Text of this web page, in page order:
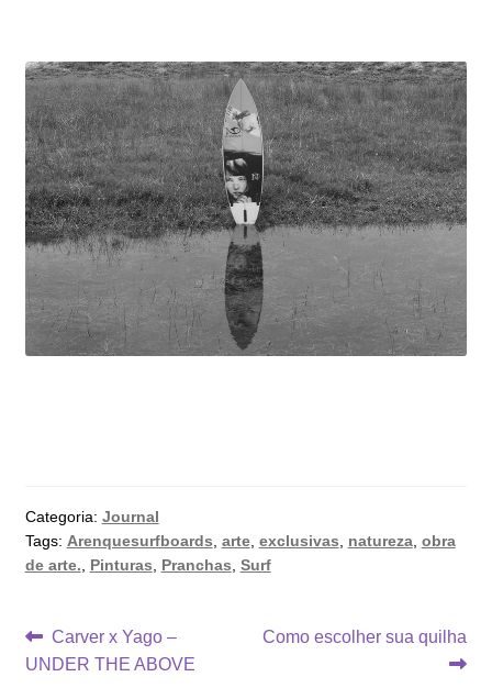
Categoria: Journal
Tags: Arenquesurfboards arte, exclusivas natureza, obra
de arte.
Pinturas Pranchas Surf
Navegação
Post
anterior:
Carver x Yago –
UNDER THE ABOVE
Próximo
Como escolher sua quilha